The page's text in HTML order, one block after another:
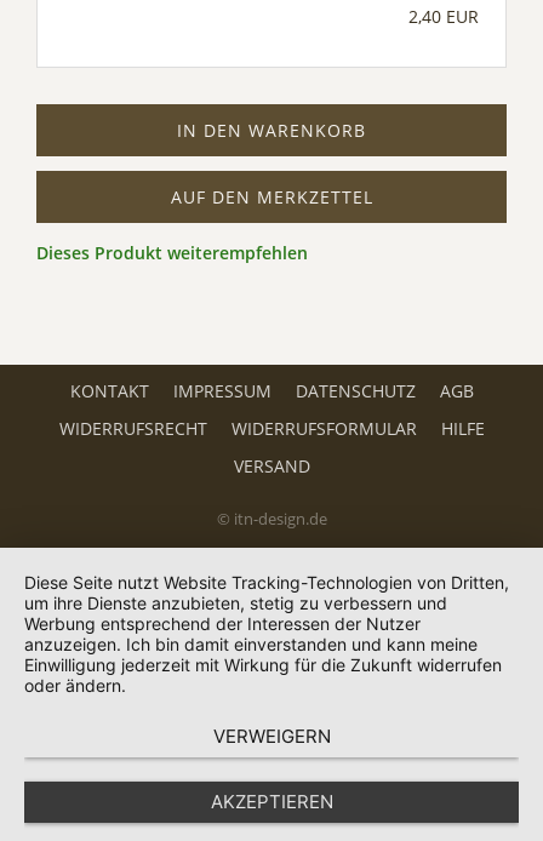
2,40 EUR
IN DEN WARENKORB
AUF DEN MERKZETTEL
Dieses Produkt weiterempfehlen
KONTAKT IMPRESSUM DATENSCHUTZ
AGB
WIDERRUFSRECHT
WIDERRUFSFORMULAR
HILFE
VERSAND
© itn-design.de
Diese Seite nutzt Website Tracking-Technologien von Dritten,
um ihre Dienste anzubieten, stetig zu verbessern und
Werbung entsprechend der Interessen der Nutzer
anzuzeigen. Ich bin damit einverstanden und kann meine
Einwilligung jederzeit mit Wirkung für die Zukunft widerrufen
oder ändern.
VERWEIGERN
AKZEPTIEREN